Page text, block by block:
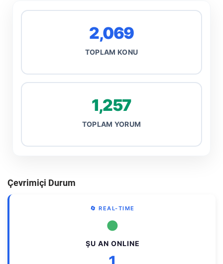
2,069
TOPLAM KONU
1,257
TOPLAM YORUM
Çevrimiçi Durum
🔄 REAL-TIME
●
ŞU AN ONLINE